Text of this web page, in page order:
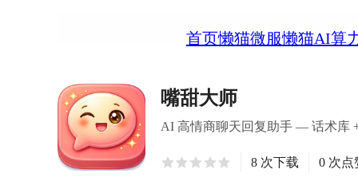
首页懒猫微服懒猫AI算
嘴甜大师
AI 高情商聊天回复助手 — 话术库
8 次下载 0 次点